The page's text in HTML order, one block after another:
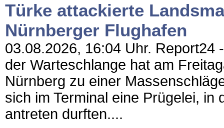
Türke attackierte
Nürnberger Flughafen
03.08.2026, 16:04 Uhr. Report24
der Warteschlange hat am
Nürnberg zu einer
sich im Terminal eine Prügelei, in
antreten durften....